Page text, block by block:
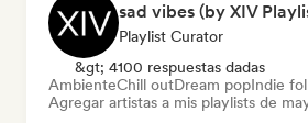
sad vibes (by XIV
Playlist Curator
&gt; 4100 respuestas dadas
AmbienteChill outDream popIndie
Agregar artistas a mis playlists de